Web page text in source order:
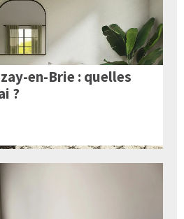
en-Brie : quelles
?